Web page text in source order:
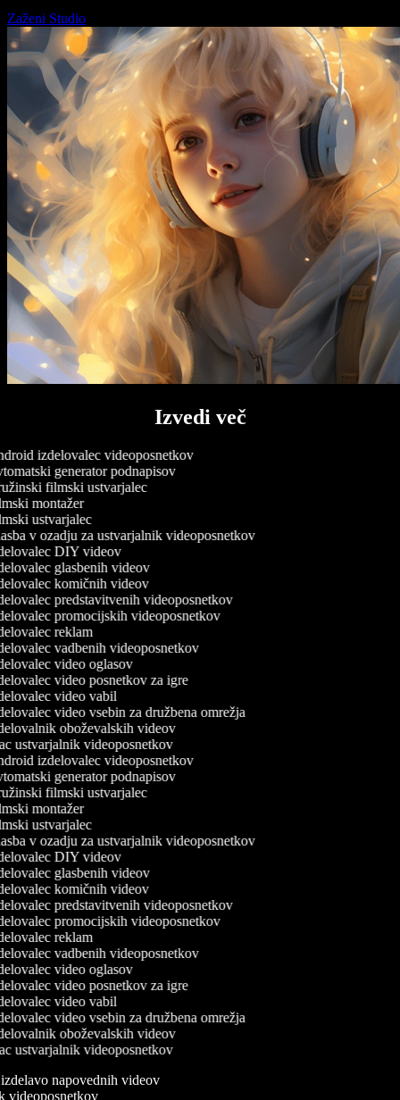
Zaženi Studio
Izvedi več
izdelovalec videoposnetkov
generator podnapisov
filmski ustvarjalec
montažer
ustvarjalec
v ozadju za ustvarjalnik videoposnetkov
DIY videov
glasbenih videov
komičnih videov
predstavitvenih videoposnetkov
promocijskih videoposnetkov
reklam
vadbenih videoposnetkov
video oglasov
video posnetkov za igre
video vabil
video vsebin za družbena omrežja
oboževalskih videov
ustvarjalnik videoposnetkov
izdelovalec videoposnetkov
generator podnapisov
filmski ustvarjalec
montažer
ustvarjalec
v ozadju za ustvarjalnik videoposnetkov
DIY videov
glasbenih videov
komičnih videov
predstavitvenih videoposnetkov
promocijskih videoposnetkov
reklam
vadbenih videoposnetkov
video oglasov
video posnetkov za igre
video vabil
video vsebin za družbena omrežja
oboževalskih videov
ustvarjalnik videoposnetkov
izdelavo napovednih videov
videoposnetkov